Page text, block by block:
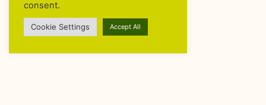
© Copyright 2026 . All Rights Reserved
consent.
Cookie Settings Accept All